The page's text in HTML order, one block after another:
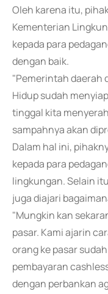
Oleh karena itu,
Kementerian
kepada para
dengan baik.
"Pemerintah daerah
Hidup sudah
tinggal kita
sampahnya akan
Dalam hal ini,
kepada para
lingkungan. Selain
juga diajari
"Mungkin kan
pasar. Kami ajarin
orang ke pasar
pembayaran
dengan perbankan